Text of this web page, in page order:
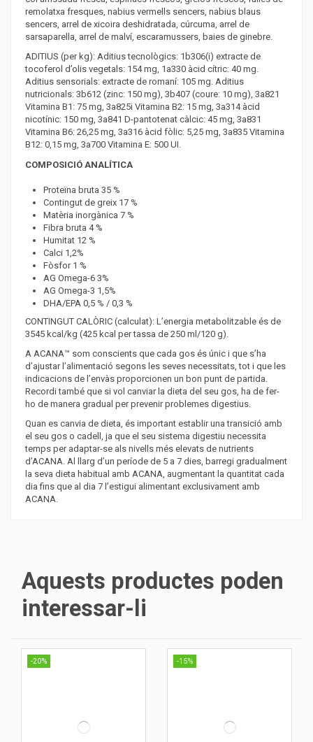
remolatxa fresques, nabius vermells sencers, nabius blaus
sencers, arrel de xicoira deshidratada, cúrcuma, arrel de
sarsaparella, arrel de malví, escaramussers, baies de ginebre.
ADITIUS (per kg): Aditius tecnològics: 1b306(i) extracte de
tocoferol d’olis vegetals: 154 mg, 1a330 àcid cítric: 40 mg.
Aditius sensorials: extracte de romaní: 105 mg. Aditius
nutricionals: 3b612 (zinc: 150 mg), 3b407 (coure: 10 mg), 3a821
Vitamina B1: 75 mg, 3a825i Vitamina B2: 15 mg, 3a314 àcid
nicotínic: 150 mg, 3a841 D-pantotenat càlcic: 45 mg, 3a831
Vitamina B6: 26,25 mg, 3a316 àcid fòlic: 5,25 mg, 3a835 Vitamina
B12: 0,15 mg, 3a700 Vitamina E: 500 UI.
COMPOSICIÓ ANALÍTICA
Proteïna bruta 35 %
Contingut de greix 17 %
Matèria inorgànica 7 %
Fibra bruta 4 %
Humitat 12 %
Calci 1,2%
Fòsfor 1 %
AG Omega-6 3%
AG Omega-3 1,5%
DHA/EPA 0,5 % / 0,3 %
CONTINGUT CALÒRIC (calculat): L’energia metabolitzable és de
3545 kcal/kg (425 kcal per tassa de 250 ml/120 g).
A ACANA™ som conscients que cada gos és únic i que s’ha
d’ajustar l’alimentació segons les seves necessitats, tot i que les
indicacions de l’envàs proporcionen un bon punt de partida.
Recordi també que si vol canviar la dieta del seu gos, ha de fer-
ho de manera gradual per prevenir problemes digestius.
Quan es canvia de dieta, és important establir una transició amb
el seu gos o cadell, ja que el seu sistema digestiu necessita
temps per adaptar-se als nivells més elevats de nutrients
d’ACANA. Al llarg d’un període de 5 a 7 dies, barregi gradualment
la seva dieta habitual amb ACANA, augmentant la quantitat cada
dia fins que al dia 7 l’estigui alimentant exclusivament amb
ACANA.
Aquests productes poden
interessar-li
-20% -15%